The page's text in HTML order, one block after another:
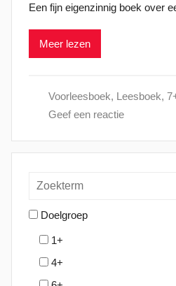
p
l
p
j
Een fijn eigenzinnig boek over
Meer lezen
Voorleesboek, Leesboek,
Geef een reactie
Doelgroep
1+
4+